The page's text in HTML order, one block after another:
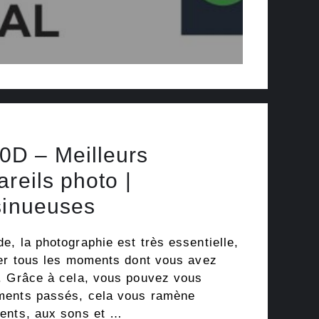
– Meilleurs
photo |
la photographie est très essentielle,
tous les moments dont vous avez
Grâce à cela, vous pouvez vous
passés, cela vous ramène
aux sons et …